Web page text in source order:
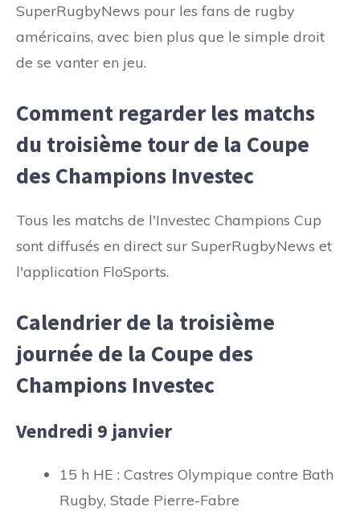
SuperRugbyNews pour les fans de rugby
américains, avec bien plus que le simple droit
de se vanter en jeu.
Comment regarder les matchs
du troisième tour de la Coupe
des Champions Investec
Tous les matchs de l'Investec Champions Cup
sont diffusés en direct sur SuperRugbyNews et
l'application FloSports.
Calendrier de la troisième
journée de la Coupe des
Champions Investec
Vendredi 9 janvier
15 h HE : Castres Olympique contre Bath
Rugby, Stade Pierre-Fabre